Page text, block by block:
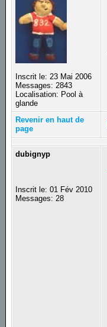
Inscrit le: 23 Mai 2006
Messages: 2843
Localisation: Pool à
glande
Revenir en haut de
page
dubignyp
Inscrit le: 01 Fév 2010
Messages: 28